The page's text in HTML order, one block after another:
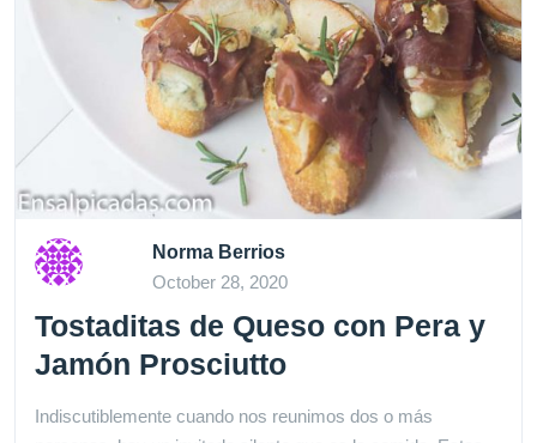
Norma Berrios
October 28, 2020
Tostaditas de Queso con Pera y
Jamón Prosciutto
Indiscutiblemente cuando nos reunimos dos o más